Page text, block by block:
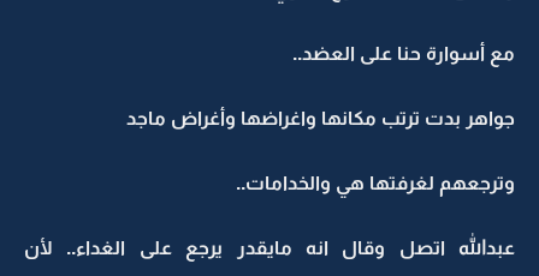
مع أسوارة حنا على العضد..
جواهر بدت ترتب مكانها واغراضها وأغراض ماجد
وترجعهم لغرفتها هي والخدامات..
عبدالله اتصل وقال انه مايقدر يرجع على الغداء.. لأن